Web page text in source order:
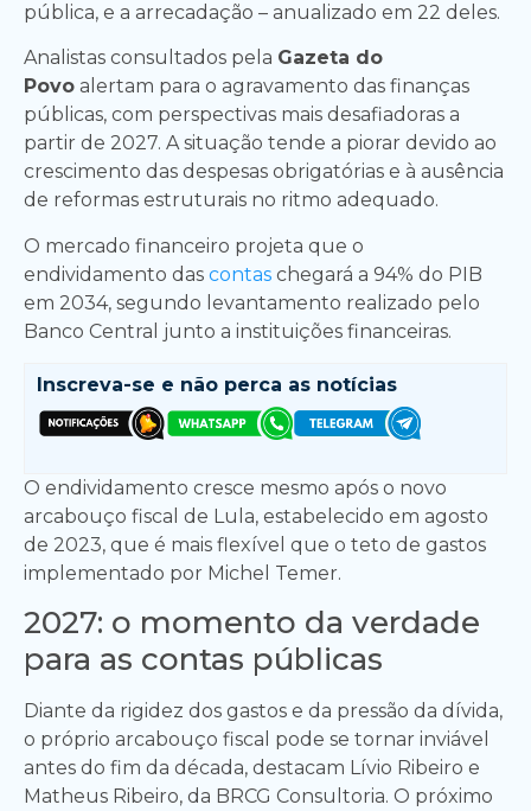
pública, e a arrecadação – anualizado em 22 deles.
Analistas consultados pela Gazeta do
Povo alertam para o agravamento das finanças
públicas, com perspectivas mais desafiadoras a
partir de 2027. A situação tende a piorar devido ao
crescimento das despesas obrigatórias e à ausência
de reformas estruturais no ritmo adequado.
O mercado financeiro projeta que o
endividamento das contas chegará a 94% do PIB
em 2034, segundo levantamento realizado pelo
Banco Central junto a instituições financeiras.
Inscreva-se e não perca as notícias
O endividamento cresce mesmo após o novo
arcabouço fiscal de Lula, estabelecido em agosto
de 2023, que é mais flexível que o teto de gastos
implementado por Michel Temer.
2027: o momento da verdade
para as contas públicas
Diante da rigidez dos gastos e da pressão da dívida,
o próprio arcabouço fiscal pode se tornar inviável
antes do fim da década, destacam Lívio Ribeiro e
Matheus Ribeiro, da BRCG Consultoria. O próximo